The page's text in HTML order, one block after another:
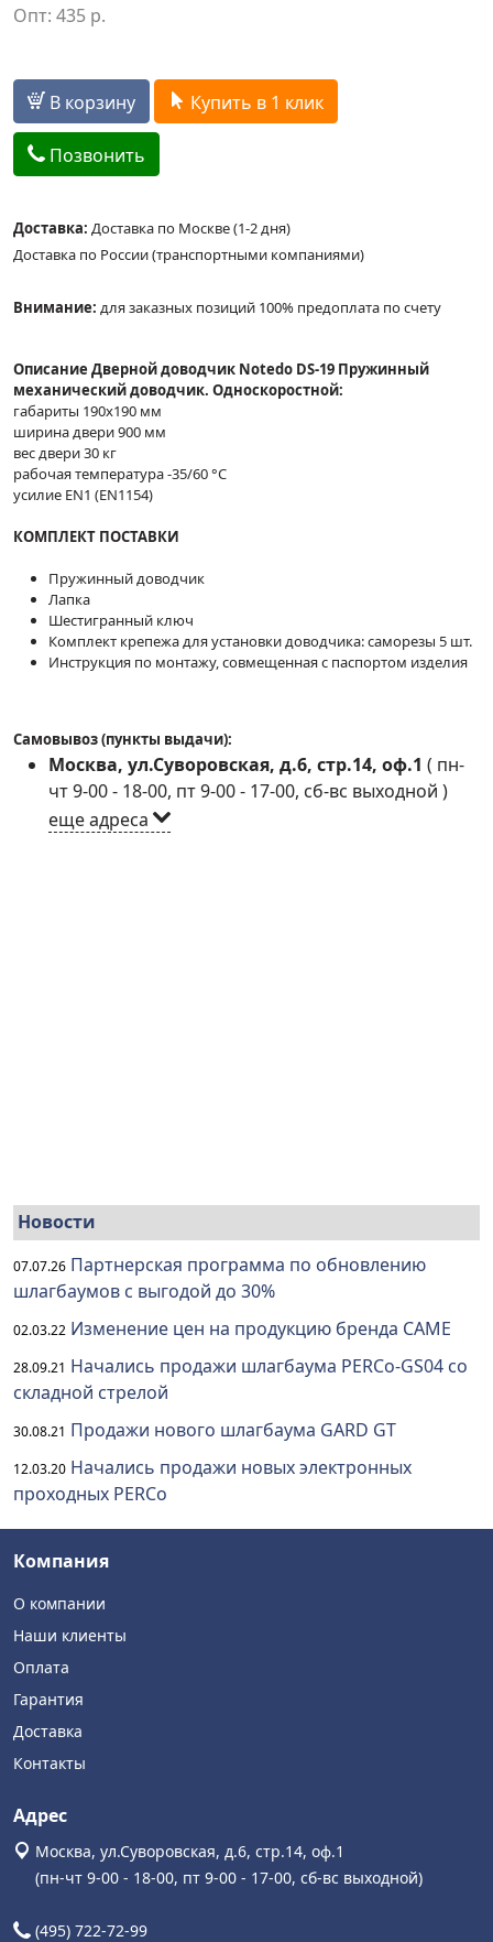
Опт: 435 р.
В корзину Купить в 1 клик
Позвонить
Доставка: Доставка по Москве (1-2 дня)
Доставка по России (транспортными компаниями)
Внимание: для заказных позиций 100% предоплата по счету
Описание Дверной доводчик Notedo DS-19 Пружинный
механический доводчик. Односкоростной:
габариты 190x190 мм
ширина двери 900 мм
вес двери 30 кг
рабочая температура -35/60 °С
усилие EN1 (EN1154)
КОМПЛЕКТ ПОСТАВКИ
Пружинный доводчик
Лапка
Шестигранный ключ
Комплект крепежа для установки доводчика: саморезы 5 шт.
Инструкция по монтажу, совмещенная с паспортом изделия
Самовывоз (пункты выдачи):
Москва, ул.Суворовская, д.6, стр.14, оф.1 ( пн-
чт 9-00 - 18-00, пт 9-00 - 17-00, сб-вс выходной )
еще адреса
Новости
07.07.26 Партнерская программа по обновлению
шлагбаумов с выгодой до 30%
02.03.22 Изменение цен на продукцию бренда CAME
28.09.21 Начались продажи шлагбаума PERCo-GS04 со
складной стрелой
30.08.21 Продажи нового шлагбаума GARD GT
12.03.20 Начались продажи новых электронных
проходных PERCo
Компания
О компании
Наши клиенты
Оплата
Гарантия
Доставка
Контакты
Адрес
Москва, ул.Суворовская, д.6, стр.14, оф.1
(пн-чт 9-00 - 18-00, пт 9-00 - 17-00, сб-вс выходной)
(495) 722-72-99